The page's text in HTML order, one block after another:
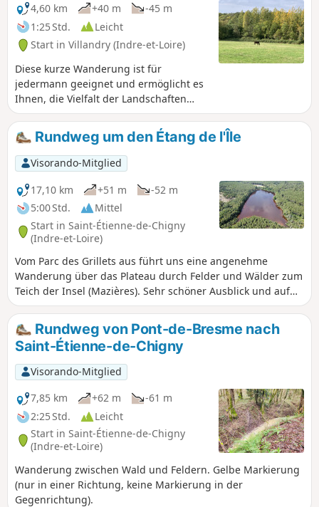
4,60 km
+40 m
-45 m
1:25 Std.
Leicht
Start in Villandry (Indre-et-Loire)
Diese kurze Wanderung ist für
jedermann geeignet und ermöglicht es
Ihnen, die Vielfalt der Landschaften
rund um das charmante Dorf Villandry
zu entdecken. Sie kommen an einigen
sehr hübschen alten Häusern vorbei,
umrunden das Schloss und seine
Gärten, nehmen einige schöne, von
Hecken gesäumte Wege und
durchqueren dann einen kleinen Wald,
bevor Sie Ihren Spaziergang entlang
des Cher beenden. All das in knapp
einer Stunde!
Rundweg um den Étang de l'Île
Visorando-Mitglied
17,10 km
+51 m
-52 m
5:00 Std.
Mittel
Start in Saint-Étienne-de-Chigny
(Indre-et-Loire)
Vom Parc des Grillets aus führt uns eine angenehme
Wanderung über das Plateau durch Felder und Wälder zum
Teich der Insel (Mazières). Sehr schöner Ausblick und auf
dem Rückweg gehen wir über die Mühlenstraße durch das
Tal von Breuil, bevor wir wieder das Plateau und unseren
Ausgangspunkt erreichen. Anmerkung des Moderators vom
16.08.2021: Problem mit aggressiven Hunden und Besitzern
in Chaslet, obwohl der Weg kommunal ist. Siehe
Kommentare am Ende dieser Seite.
Rundweg von Pont-de-Bresme nach
Saint-Étienne-de-Chigny
Visorando-Mitglied
7,85 km
+62 m
-61 m
2:25 Std.
Leicht
Start in Saint-Étienne-de-Chigny
(Indre-et-Loire)
Wanderung zwischen Wald und Feldern. Gelbe Markierung
(nur in einer Richtung, keine Markierung in der
Gegenrichtung).